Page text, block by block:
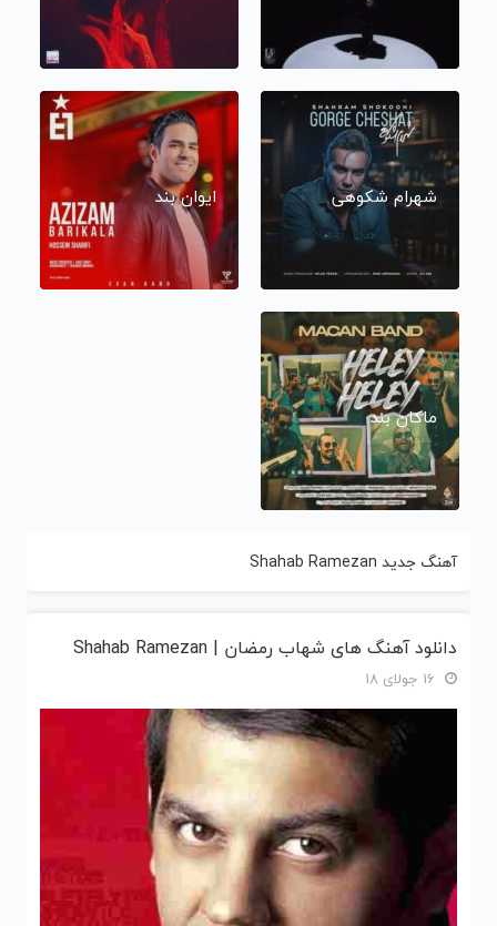
شهرام شکوهی ایوان بند
ماکان بند
آهنگ جدید Shahab Ramezan
دانلود آهنگ های شهاب رمضان | Shahab Ramezan